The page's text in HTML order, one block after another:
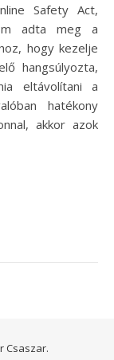
Safety Act,
adta meg a
hogy kezelje
hangsúlyozta,
eltávolítani a
hatékony
akkor azok
Csaszar.